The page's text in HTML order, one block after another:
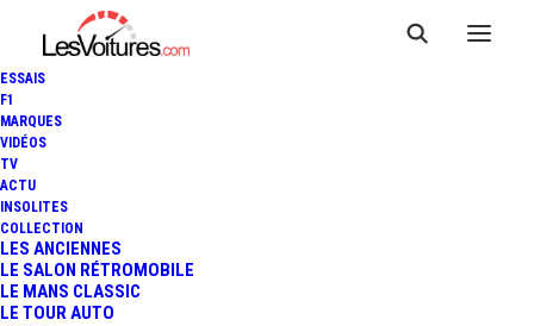
ESSAIS
F1
MARQUES
VIDÉOS
TV
ACTU
INSOLITES
COLLECTION
LES ANCIENNES
LE SALON RÉTROMOBILE
LE MANS CLASSIC
LE TOUR AUTO
MALUS AU POIDS : L'ETAT VA
BIEN LE METTRE EN PLACE